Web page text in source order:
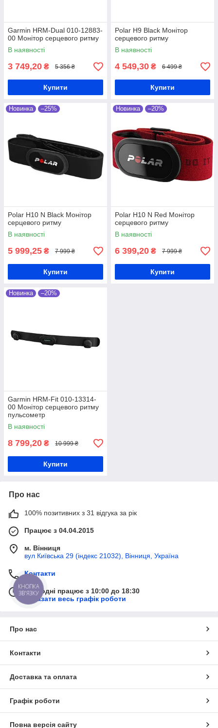
Garmin HRM-Dual 010-12883-
00 Монітор серцевого ритму
В наявності
3 749,20 ₴ 5 356 ₴
Купити
Polar H9 Black Монітор
серцевого ритму
В наявності
4 549,30 ₴ 6 499 ₴
Купити
Новинка –25%
Polar H10 N Black Монітор
серцевого ритму
В наявності
5 999,25 ₴ 7 999 ₴
Купити
Новинка –20%
Polar H10 N Red Монітор
серцевого ритму
В наявності
6 399,20 ₴ 7 999 ₴
Купити
Новинка –20%
Garmin HRM-Fit 010-13314-
00 Монітор серцевого ритму
пульсометр
В наявності
8 799,20 ₴ 10 999 ₴
Купити
Про нас
100% позитивних з 31 відгука за рік
Працює з 04.04.2015
м. Вінниця
вул Київська 29 (індекс 21032), Вінниця, Україна
Контакти
Сьогодні працює з 10:00 до 18:30
Показати весь графік роботи
Про нас
Контакти
Доставка та оплата
Графік роботи
Повна версія сайту
КНОПКА
ЗВ'ЯЗКУ